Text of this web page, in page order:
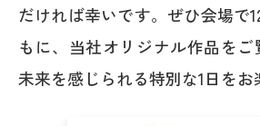
だければ幸いです。ぜひ会場で
もに、当社オリジナル作品をご
未来を感じられる特別な1日をお